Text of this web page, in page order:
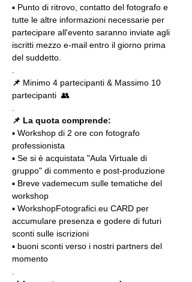
▪️ Punto di ritrovo, contatto del fotografo e
tutte le altre informazioni necessarie per
partecipare all'evento saranno inviate agli
iscritti mezzo e-mail entro il giorno prima
del suddetto.
📌 Minimo 4 partecipanti & Massimo 10
partecipanti  👥
📌 La quota comprende:
▪️ Workshop di 2 ore con fotografo
professionista
▪️ Se si è acquistata "Aula Virtuale di
gruppo" di commento e post-produzione
▪️ Breve vademecum sulle tematiche del
workshop
▪️ WorkshopFotografici.eu CARD per
accumulare presenza e godere di futuri
sconti sulle iscrizioni
▪️ buoni sconti verso i nostri partners del
momento